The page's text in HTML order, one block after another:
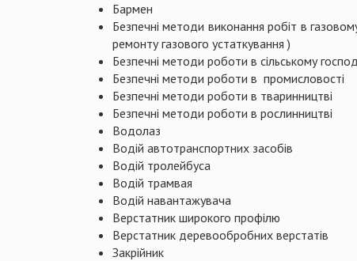
Бармен
Безпечні методи виконання робіт в
ремонту газового устаткування )
Безпечні методи роботи в сільському
Безпечні методи роботи в промисловості
Безпечні методи роботи в тваринництві
Безпечні методи роботи в рослинництві
Водолаз
Водій автотранспортних засобів
Водій тролейбуса
Водій трамвая
Водій навантажувача
Верстатник широкого профілю
Верстатник деревообробних верстатів
Закрійник